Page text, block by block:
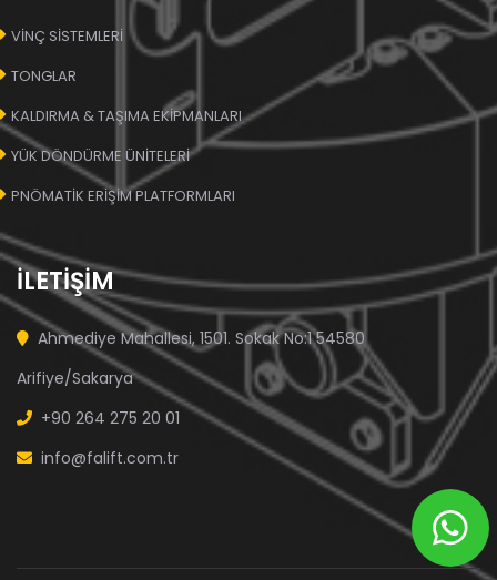
VİNÇ SİSTEMLERİ
TONGLAR
KALDIRMA & TAŞIMA EKİPMANLARI
YÜK DÖNDÜRME ÜNİTELERİ
PNÖMATİK ERİŞİM PLATFORMLARI
İLETİŞİM
Ahmediye Mahallesi, 1501. Sokak No:1 54580
Arifiye/Sakarya
+90 264 275 20 01
info@falift.com.tr